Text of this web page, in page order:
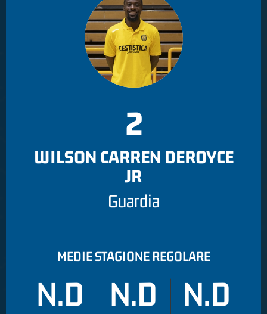
2
WILSON CARREN DEROYCE
JR
Guardia
MEDIE STAGIONE REGOLARE
N.D N.D N.D